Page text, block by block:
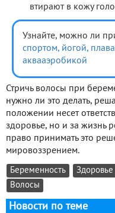
втирают в кожу
Узнайте, можно ли
спортом, йогой,
аквааэробикой
Стричь волосы при
нужно ли это делать,
положении несет
здоровье, но и за жизнь
право принимать это
мировоззрением.
Беременность Здоровье
Волосы
Новости по теме